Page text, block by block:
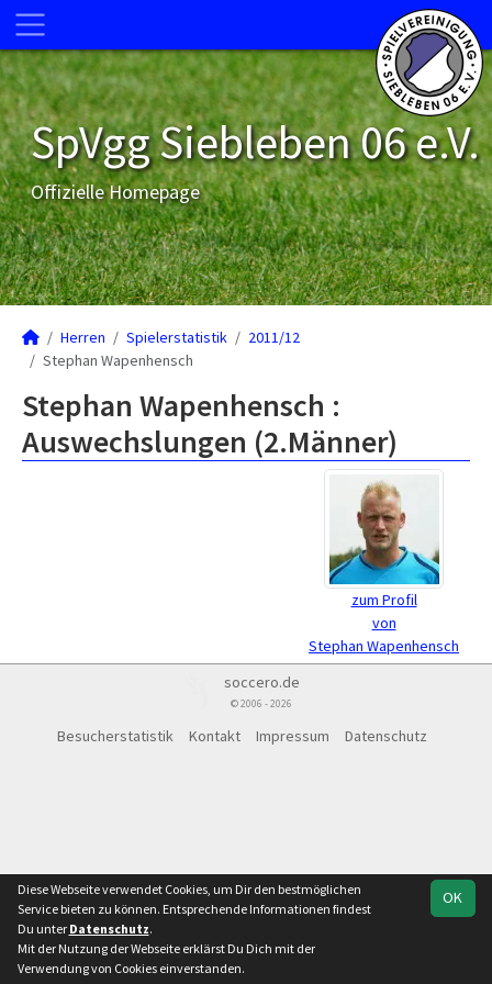
SpVgg Siebleben 06 e.V.
Offizielle Homepage
Herren Spielerstatistik
2011/12
Stephan Wapenhensch
Stephan Wapenhensch :
Auswechslungen (2.Männer)
zum Profil
von
Stephan Wapenhensch
soccero.de
© 2006 - 2026
Besucherstatistik Kontakt Impressum Datenschutz
OK
Diese Webseite verwendet Cookies, um Dir den bestmöglichen
Service bieten zu können. Entsprechende Informationen findest
Du unter Datenschutz.
Mit der Nutzung der Webseite erklärst Du Dich mit der
Verwendung von Cookies einverstanden.